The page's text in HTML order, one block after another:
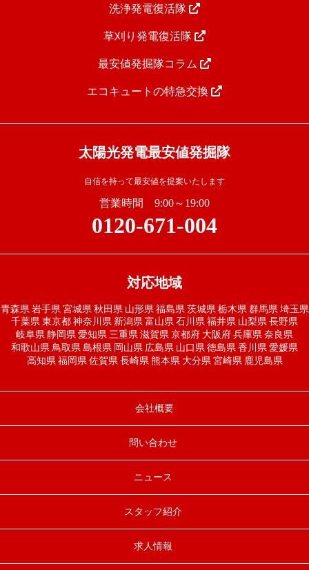
洗浄発電復活隊
草刈り発電復活隊
最安値発掘隊コラム
エコキュートの特急交換
太陽光発電最安値発掘隊
自信を持って最安値を提案いたします
営業時間 9:00～19:00
0120-671-004
対応地域
青森県 岩手県 宮城県 秋田県 山形県 福島県 茨城県 栃木県 群馬県 埼玉県
千葉県 東京都 神奈川県 新潟県 富山県 石川県 福井県 山梨県 長野県
岐阜県 静岡県 愛知県 三重県 滋賀県 京都府 大阪府 兵庫県 奈良県
和歌山県 鳥取県 島根県 岡山県 広島県 山口県 徳島県 香川県 愛媛県
高知県 福岡県 佐賀県 長崎県 熊本県 大分県 宮崎県 鹿児島県
会社概要
問い合わせ
ニュース
スタッフ紹介
求人情報